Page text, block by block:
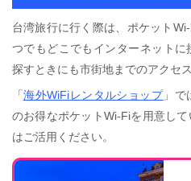
台湾旅行に行く際は、ポケット
つでもどこでもインターネット
探すときにも市街地までのアクセ
「海外WiFiレンタルショップ」で
のお得なポケットWi-Fiを用意し
はご活用ください。